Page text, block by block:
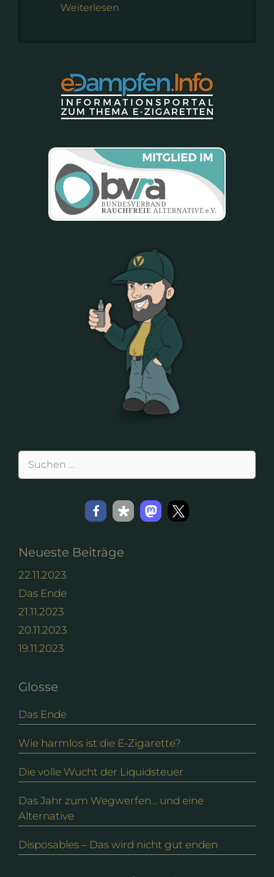
Weiterlesen
Suchen
Neueste Beiträge
22.11.2023
Das Ende
21.11.2023
20.11.2023
19.11.2023
Glosse
Das Ende
Wie harmlos ist die E-Zigarette?
Die volle Wucht der Liquidsteuer
Das Jahr zum Wegwerfen… und eine
Alternative
Disposables – Das wird nicht gut enden